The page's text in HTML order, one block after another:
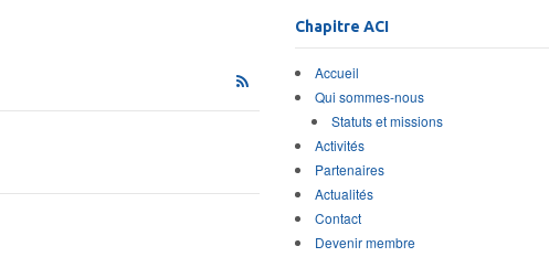
Chapitre ACI
Accueil
Qui sommes-nous
Statuts et missions
Activités
Partenaires
Actualités
Contact
Devenir membre